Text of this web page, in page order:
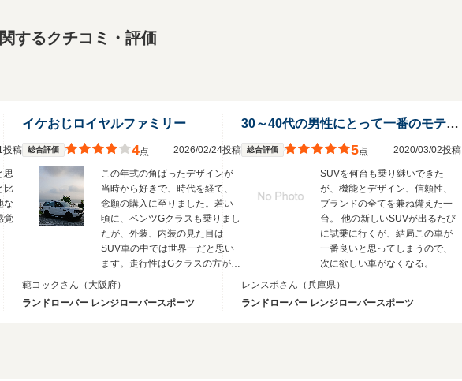
するクチコミ・評価
投稿
思
比
な
覚
イケおじロイヤルファミリー
総合評価 4点 2026/02/24投稿
この年式の角ばったデザインが
当時から好きで、時代を経て、
念願の購入に至りました。若い
頃に、ベンツGクラスも乗りまし
たが、外装、内装の見た目は
SUV車の中では世界一だと思い
ます。走行性はGクラスの方が上
です。2年間の所有でしたが、故
障は1度もなく、イギリス車なら
ではの高級感を味わせていただ
範コックさん （大阪府）
ランドローバー レンジローバースポーツ
30～40代の男性にとって一番のモテ車。
総合評価 5点 2020/03/02投稿
SUVを何台も乗り継いできた
が、機能とデザイン、信頼性、
ブランドの全てを兼ね備えた一
台。 他の新しいSUVが出るたび
に試乗に行くが、結局この車が
一番良いと思ってしまうので、
次に欲しい車がなくなる。
レンスポさん （兵庫県）
ランドローバー レンジローバースポーツ